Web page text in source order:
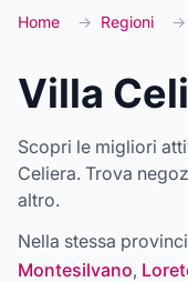
Home → Regioni →
Villa
Scopri le migliori
Celiera. Trova
altro.
Nella stessa
Montesilvano,